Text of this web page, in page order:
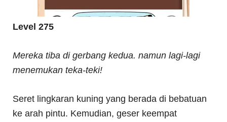
Level 275
Mereka tiba di gerbang kedua. namun lagi-lagi
menemukan teka-teki!
Seret lingkaran kuning yang berada di bebatuan
ke arah pintu. Kemudian, geser keempat